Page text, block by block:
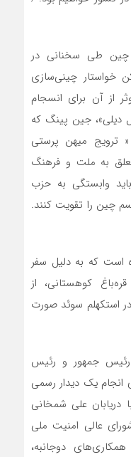
طی سخنانی در
خواستار چینی‌سازی
از آن برای انسجام
دیلی»، جین پینگ که
ترویج میهن پرستی
به ملت و فرهنگ
وابستگی به حزب
چین را تقویت کنند.
است که به دلیل سفر
کوهستانی، از
استکهلم سوئد صورت
جمهور و رئیس
انجام یک دیدار رسمی
دریابان علی شمخانی
عالی امنیت ملی
دوجانبه،